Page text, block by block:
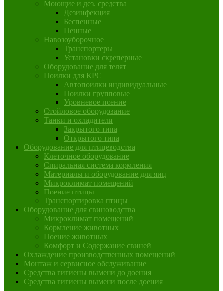
Моющие и дез. средства
Дезинфекция
Беспенные
Пенные
Навозоуборочное
Транспортеры
Установки скреперные
Оборудование для телят
Поилки для КРС
Автопоилки индивидуальные
Поилки групповые
Уровневое поение
Стойловое оборудование
Танки и охладители
Закрытого типа
Открытого типа
Оборудование для птицеводства
Клеточное оборудование
Спиральная система кормления
Материалы и оборудование для яиц
Микроклимат помещений
Поение птицы
Транспортировка птицы
Оборудование для свиноводства
Микроклимат помещений
Кормление животных
Поение животных
Комфорт и Содержание свиней
Охлаждение производственных помещений
Монтаж и сервисное обслуживание
Средства гигиены вымени до доения
Средства гигиены вымени после доения